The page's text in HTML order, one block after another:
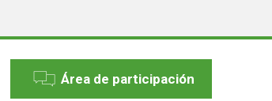
Área de participación